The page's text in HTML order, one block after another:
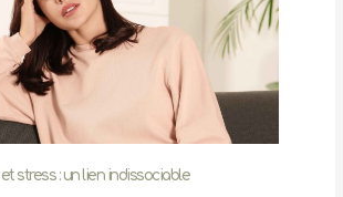
stress : un lien indissociable